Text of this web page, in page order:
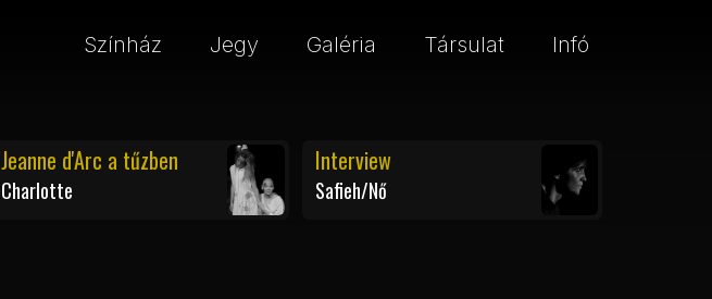
Színház Jegy Galéria Társulat Infó
Jeanne d'Arc a tűzben
Charlotte
Interview
Safieh/Nő